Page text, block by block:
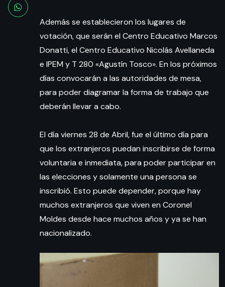
Además se establecieron los lugares de
votación, que serán el Centro Educativo Marcos
Donatti, el Centro Educativo Nicolás Avellaneda
e IPEM y T 280 «Agustín Tosco». En los próximos
días convocarán a las autoridades de mesa,
para poder diagramar la forma de trabajo que
deberán llevar a cabo.
El día viernes 28 de Abril, fue el último día para
que los extranjeros puedan inscribirse de forma
voluntaria e inmediata, para poder participar en
las elecciones y solamente una persona se
inscribió. Esto puede depender, porque hay
muchos extranjeros que viven en Coronel
Moldes desde hace muchos años y ya se han
nacionalizado.